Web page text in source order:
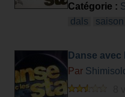
Catégorie :
dals
saison
Danse avec
Par